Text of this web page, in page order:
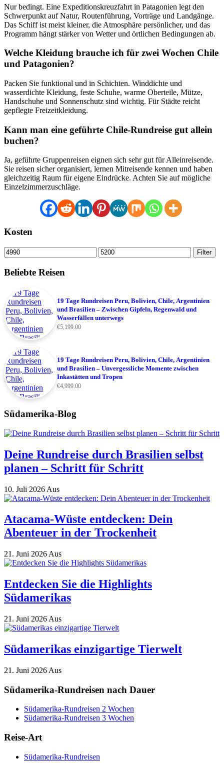
Nur bedingt. Eine Expeditionskreuzfahrt in Patagonien legt den
Schwerpunkt auf Natur, Routenführung, Vorträge und Landgänge.
Das Schiff ist meist kleiner, die Atmosphäre persönlicher, und das
Programm hängt stärker von Wetter und örtlichen Bedingungen ab.
Welche Kleidung brauche ich für zwei Wochen Chile
und Patagonien?
Packen Sie funktional und in Schichten. Winddichte und
wasserdichte Kleidung, feste Schuhe, warme Oberteile, Mütze,
Handschuhe und Sonnenschutz sind wichtig. Für Städte reicht
gepflegte Freizeitkleidung.
Kann man eine geführte Chile-Rundreise gut allein
buchen?
Ja, geführte Gruppenreisen eignen sich sehr gut für Alleinreisende.
Sie reisen sicher organisiert, lernen Mitreisende kennen und haben
gleichzeitig Raum für eigene Eindrücke. Achten Sie auf mögliche
Einzelzimmerzuschläge.
Kosten
Min.
Preis
Max.
Preis
Filter
Beliebte Reisen
19 Tage Rundreisen Peru, Bolivien, Chile, Argentinien
und Brasilien – Zwischen Gipfeln, Regenwald und
Wasserfällen unterwegs
€5,199.00
19 Tage Rundreisen Peru, Bolivien, Chile, Argentinien
und Brasilien – Unvergessliche Momente zwischen
Inkastätten und Tropen
€4,999.00
Südamerika-Blog
Deine Rundreise durch Brasilien selbst
planen – Schritt für Schritt
10. Juli 2026 Aus
Atacama-Wüste entdecken: Dein
Abenteuer in der Trockenheit
21. Juni 2026 Aus
Entdecken Sie die Highlights
Südamerikas
21. Juni 2026 Aus
Südamerikas einzigartige Tierwelt
21. Juni 2026 Aus
Südamerika-Rundreisen nach Dauer
Südamerika-Rundreisen 2 Wochen
Südamerika-Rundreisen 3 Wochen
Reise-Art
Südamerika-Rundreisen